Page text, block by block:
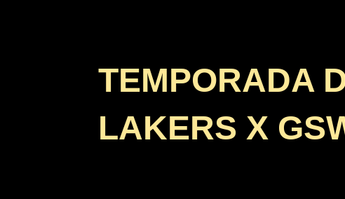
TEMPORADA
LAKERS X